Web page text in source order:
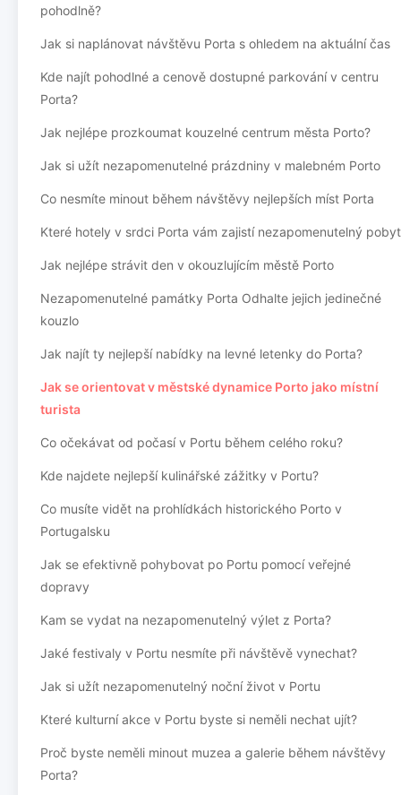
pohodlně?
Jak si naplánovat návštěvu Porta s ohledem na aktuální čas
Kde najít pohodlné a cenově dostupné parkování v centru
Porta?
Jak nejlépe prozkoumat kouzelné centrum města Porto?
Jak si užít nezapomenutelné prázdniny v malebném Porto
Co nesmíte minout během návštěvy nejlepších míst Porta
Které hotely v srdci Porta vám zajistí nezapomenutelný pobyt
Jak nejlépe strávit den v okouzlujícím městě Porto
Nezapomenutelné památky Porta Odhalte jejich jedinečné
kouzlo
Jak najít ty nejlepší nabídky na levné letenky do Porta?
Jak se orientovat v městské dynamice Porto jako místní
turista
Co očekávat od počasí v Portu během celého roku?
Kde najdete nejlepší kulinářské zážitky v Portu?
Co musíte vidět na prohlídkách historického Porto v
Portugalsku
Jak se efektivně pohybovat po Portu pomocí veřejné
dopravy
Kam se vydat na nezapomenutelný výlet z Porta?
Jaké festivaly v Portu nesmíte při návštěvě vynechat?
Jak si užít nezapomenutelný noční život v Portu
Které kulturní akce v Portu byste si neměli nechat ujít?
Proč byste neměli minout muzea a galerie během návštěvy
Porta?